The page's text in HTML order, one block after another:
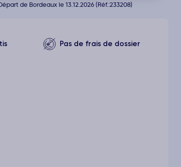
de Bordeaux le 13.12.2026 (Réf.:233208)
Pas de frais de dossier